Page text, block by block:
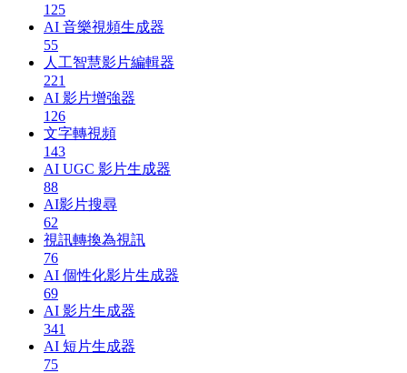
125
AI 音樂視頻生成器
55
人工智慧影片編輯器
221
AI 影片增強器
126
文字轉視頻
143
AI UGC 影片生成器
88
AI影片搜尋
62
視訊轉換為視訊
76
AI 個性化影片生成器
69
AI 影片生成器
341
AI 短片生成器
75